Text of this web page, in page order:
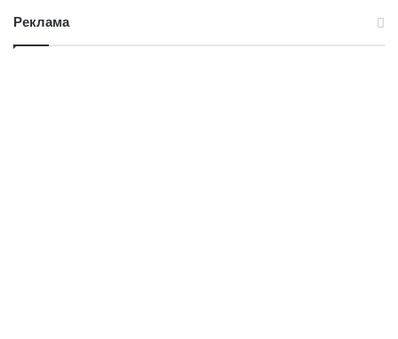
Реклама